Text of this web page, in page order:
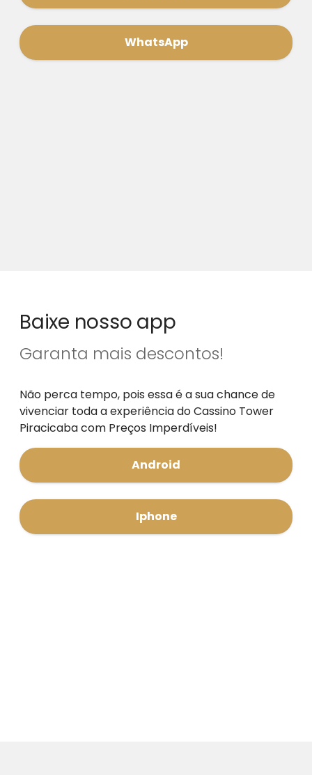
WhatsApp
Baixe nosso app
Garanta mais descontos!
Não perca tempo, pois essa é a sua chance de
vivenciar toda a experiência do Cassino Tower
Piracicaba com Preços Imperdíveis!
Android
Iphone